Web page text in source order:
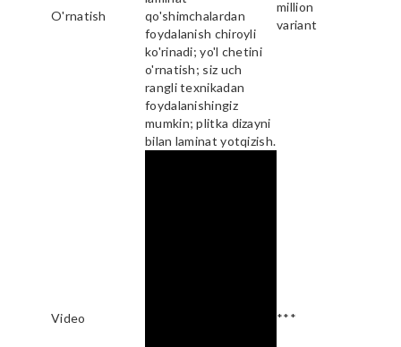
O'rnatish
qo'shimchalardan
foydalanish chiroyli
ko'rinadi; yo'l chetini
o'rnatish; siz uch
rangli texnikadan
foydalanishingiz
mumkin; plitka dizayni
bilan laminat yotqizish.
million
variant
Video ***